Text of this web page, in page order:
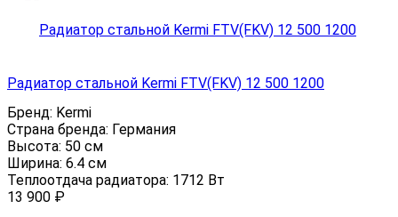
Радиатор стальной Kermi FTV(FKV) 12 500 1200
Бренд: Kermi
Страна бренда: Германия
Высота: 50 см
Ширина: 6.4 см
Теплоотдача радиатора: 1712 Вт
13 900 ₽